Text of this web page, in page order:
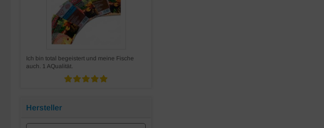
Ich bin total begeistert und meine Fische
auch. 1 AQualität.
Hersteller